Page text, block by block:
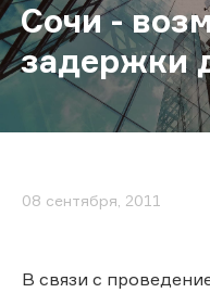
Сочи -
задержки
08 сентября, 2011
В связи с